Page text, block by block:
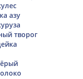
азу
творог